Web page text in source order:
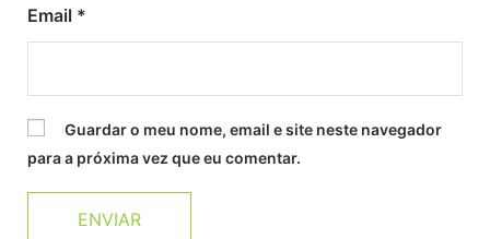
Email *
Guardar o meu nome, email e site neste navegador
para a próxima vez que eu comentar.